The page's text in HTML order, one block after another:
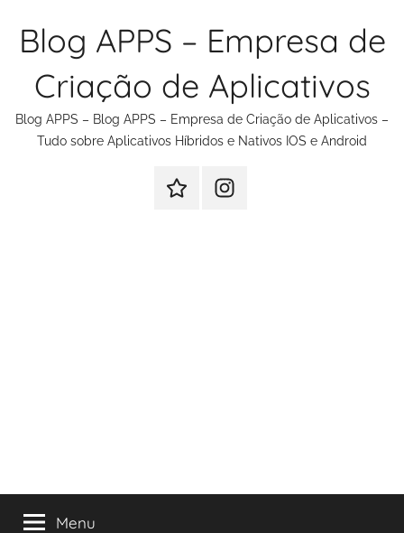
para
conteúdo
Blog APPS – Empresa de
Criação de Aplicativos
Blog APPS – Blog APPS – Empresa de Criação de Aplicativos –
Tudo sobre Aplicativos Híbridos e Nativos IOS e Android
CriaçãoInstagram
Menu